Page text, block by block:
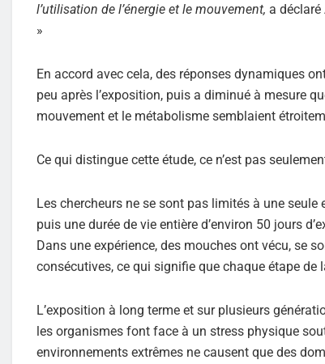
l’utilisation de l’énergie et le mouvement, a
»
En accord avec cela, des réponses dynamiques
peu après l’exposition, puis a diminué à mesure
mouvement et le métabolisme semblaient
Ce qui distingue cette étude, ce n’est pas
Les chercheurs ne se sont pas limités à une
puis une durée de vie entière d’environ 50 jours
Dans une expérience, des mouches ont vécu, se
consécutives, ce qui signifie que chaque étape de
L’exposition à long terme et sur plusieurs
les organismes font face à un stress physique
environnements extrêmes ne causent que des